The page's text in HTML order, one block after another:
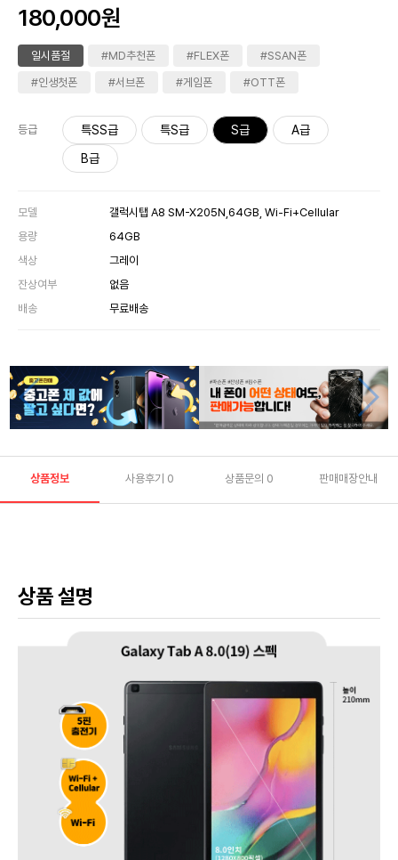
180,000원
일시품절 #MD추천폰 #FLEX폰
#SSAN폰
#인생첫폰
#서브폰 #게임폰 #OTT폰
등급 특SS급 특S급 S급
A급
B급
모델
갤럭시탭 A8 SM-X205N,64GB, Wi-Fi+Cellular
용량
64GB
색상
그레이
잔상여부
없음
배송
무료배송
상품정보 사용후기 0 상품문의 0 판매매장안내
상품 설명